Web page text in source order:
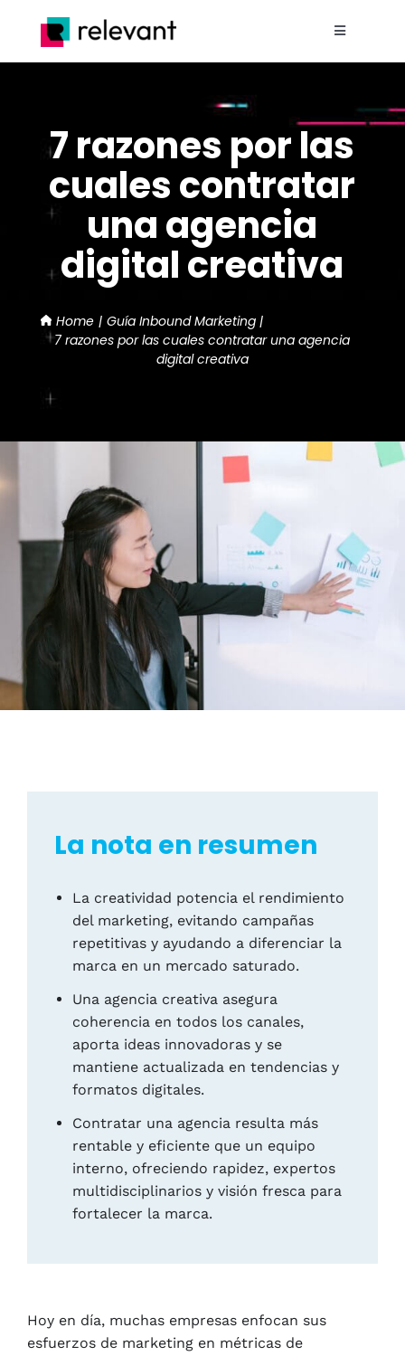
contenido
Toggle
Nosotros
Proyectos
Servicios
Blog
7 razones por las
cuales contratar
una agencia
digital creativa
Home
Guía Inbound Marketing
7 razones por las cuales contratar una agencia
digital creativa
La nota en resumen
La creatividad potencia el rendimiento
del marketing, evitando campañas
repetitivas y ayudando a diferenciar la
marca en un mercado saturado.
Una agencia creativa asegura
coherencia en todos los canales,
aporta ideas innovadoras y se
mantiene actualizada en tendencias y
formatos digitales.
Contratar una agencia resulta más
rentable y eficiente que un equipo
interno, ofreciendo rapidez, expertos
multidisciplinarios y visión fresca para
fortalecer la marca.
Hoy en día, muchas empresas enfocan sus
esfuerzos de marketing en métricas de